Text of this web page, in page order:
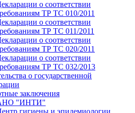
о соответствии
ТР ТС 010/2011
о соответствии
ТР ТС 011/2011
о соответствии
ТР ТС 020/2011
о соответствии
ТР ТС 032/2013
о государственной
заключения
"ИНТИ"
гигиены и эпидемиологии